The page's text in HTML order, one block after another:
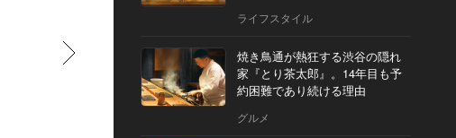
ライフスタイル
焼き鳥通が熱狂する渋谷の隠れ
家『とり茶太郎』。14年目も予
約困難であり続ける理由
グルメ